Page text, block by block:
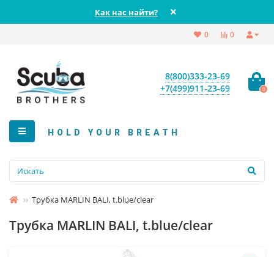
Как нас найти?
0
0
8(800)333-23-69
+7(499)911-23-69
0
HOLD YOUR BREATH
Трубка MARLIN BALI, t.blue/clear
Трубка MARLIN BALI, t.blue/clear